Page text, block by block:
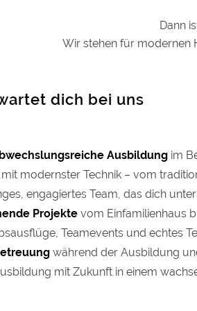
Dann
Wir stehen für modernen
dich bei uns
Ausbildung im
modernster Technik – vom
engagiertes Team, das dich
Projekte vom Einfamilienhaus
Teamevents und echtes
während der Ausbildung
mit Zukunft in einem